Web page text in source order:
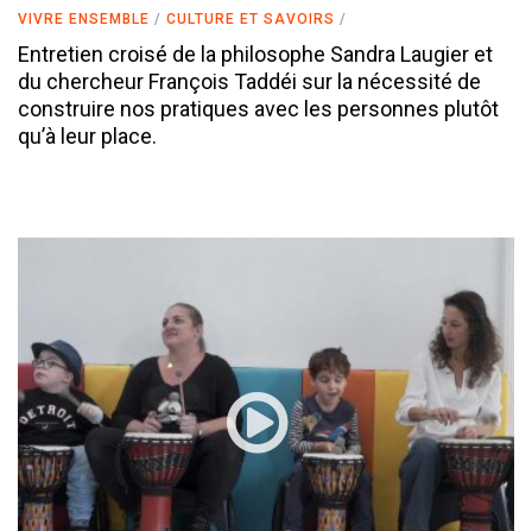
VIVRE ENSEMBLE CULTURE ET SAVOIRS
Entretien croisé de la philosophe Sandra Laugier et
du chercheur François Taddéi sur la nécessité de
construire nos pratiques avec les personnes plutôt
qu’à leur place.